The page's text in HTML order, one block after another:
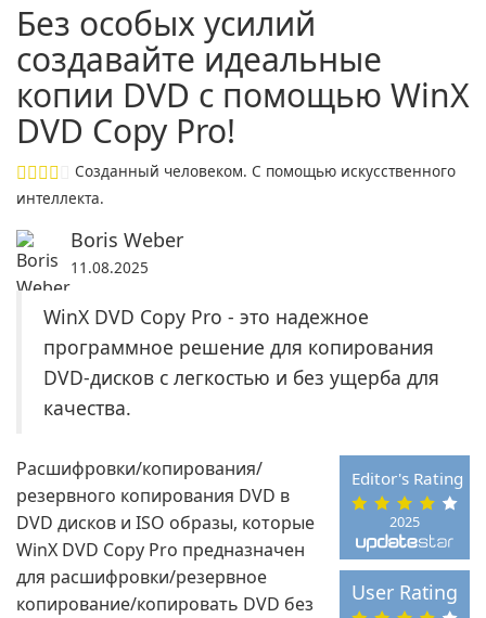
Без особых усилий
создавайте идеальные
копии DVD с помощью WinX
DVD Copy Pro!
Созданный человеком. С помощью искусственного
интеллекта.
Boris Weber
11.08.2025
WinX DVD Copy Pro - это надежное
программное решение для копирования
DVD-дисков с легкостью и без ущерба для
качества.
2025
Editor's Rating
User Rating
Расшифровки/копирования/
резервного копирования DVD в
DVD дисков и ISO образы, которые
WinX DVD Copy Pro предназначен
для расшифровки/резервное
копирование/копировать DVD без